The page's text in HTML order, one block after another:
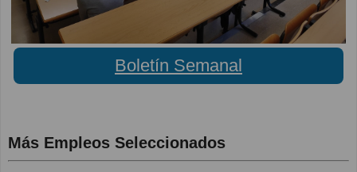
Boletín Semanal
Más Empleos Seleccionados